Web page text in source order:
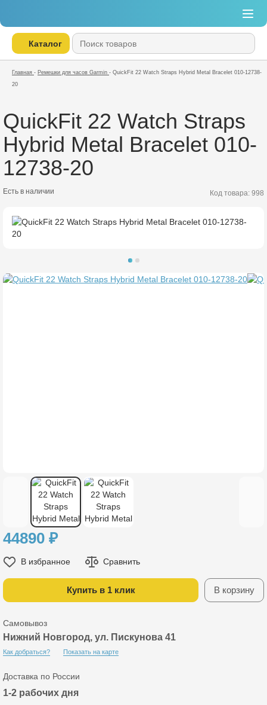
Каталог
Главная - Ремешки для часов Garmin - QuickFit 22 Watch Straps Hybrid Metal Bracelet 010-12738-
20
QuickFit 22 Watch Straps
Hybrid Metal Bracelet 010-
12738-20
Есть в наличии Код товара: 998
44890 ₽
Купить в 1 клик В корзину
В избранное Сравнить
Самовывоз
Нижний Новгород, ул. Пискунова 41
Как добраться? Показать на карте
Доставка по России
1-2 рабочих дня